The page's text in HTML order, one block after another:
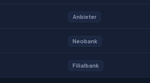
Anbieter
Neobank
Filialbank